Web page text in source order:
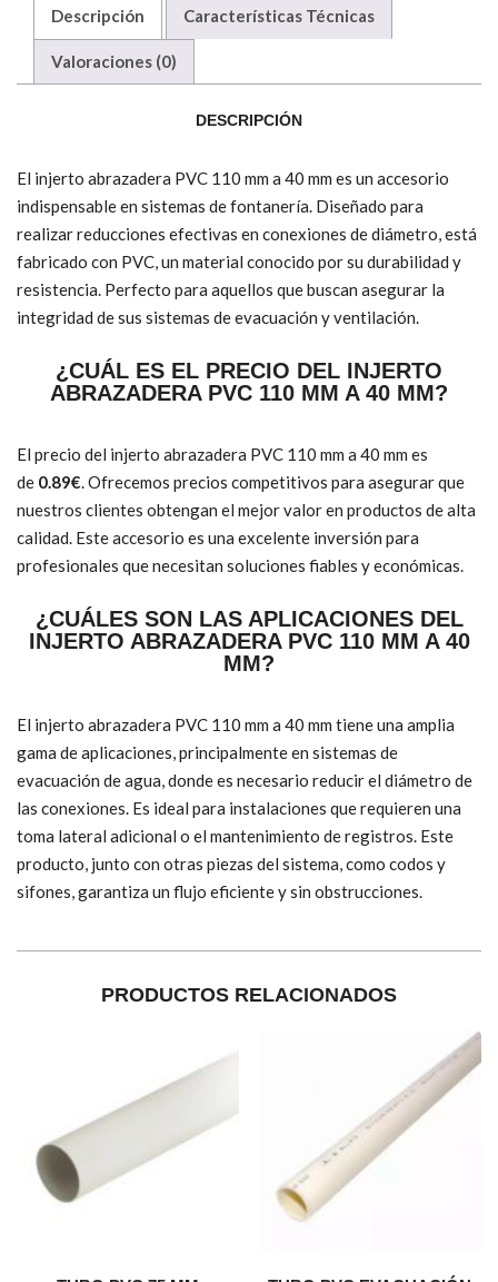
mm
Descripción Características Técnicas
Valoraciones (0)
DESCRIPCIÓN
El injerto abrazadera PVC 110 mm a 40 mm es un accesorio
indispensable en sistemas de fontanería. Diseñado para
realizar reducciones efectivas en conexiones de diámetro, está
fabricado con PVC, un material conocido por su durabilidad y
resistencia. Perfecto para aquellos que buscan asegurar la
integridad de sus sistemas de evacuación y ventilación.
¿CUÁL ES EL PRECIO DEL INJERTO
ABRAZADERA PVC 110 MM A 40 MM?
El precio del injerto abrazadera PVC 110 mm a 40 mm es
de 0.89€. Ofrecemos precios competitivos para asegurar que
nuestros clientes obtengan el mejor valor en productos de alta
calidad. Este accesorio es una excelente inversión para
profesionales que necesitan soluciones fiables y económicas.
¿CUÁLES SON LAS APLICACIONES DEL
INJERTO ABRAZADERA PVC 110 MM A 40
MM?
El injerto abrazadera PVC 110 mm a 40 mm tiene una amplia
gama de aplicaciones, principalmente en sistemas de
evacuación de agua, donde es necesario reducir el diámetro de
las conexiones. Es ideal para instalaciones que requieren una
toma lateral adicional o el mantenimiento de registros. Este
producto, junto con otras piezas del sistema, como codos y
sifones, garantiza un flujo eficiente y sin obstrucciones.
PRODUCTOS RELACIONADOS